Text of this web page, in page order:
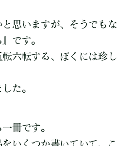
思いますが、そうでもな
です。
六転する、ぼくには珍し
た。
冊です。
いくつか書いていて、こ